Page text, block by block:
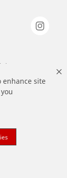
enhance site
.